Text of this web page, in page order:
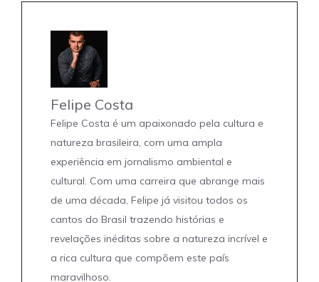
Felipe Costa
Felipe Costa é um apaixonado pela cultura e
natureza brasileira, com uma ampla
experiência em jornalismo ambiental e
cultural. Com uma carreira que abrange mais
de uma década, Felipe já visitou todos os
cantos do Brasil trazendo histórias e
revelações inéditas sobre a natureza incrível e
a rica cultura que compõem este país
maravilhoso.